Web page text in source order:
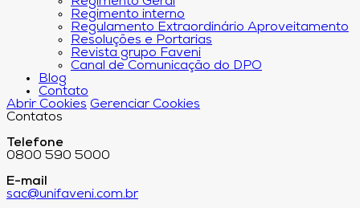
Regimento interno
Regulamento Extraordinário Aproveitamento
Resoluções e Portarias
Revista grupo Faveni
Canal de Comunicação do DPO
Blog
Contato
Abrir Cookies Gerenciar Cookies
Contatos
Telefone
0800 590 5000
E-mail
sac@unifaveni.com.br